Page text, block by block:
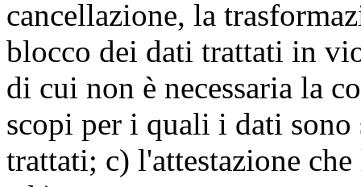
cancellazione, la
blocco dei dati trattati in
di cui non è necessaria la
scopi per i quali i dati sono
trattati; c) l'attestazione